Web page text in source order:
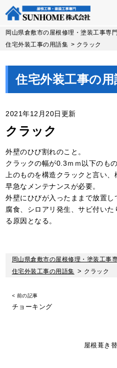
Skip岡山県倉敷市の屋根修理・塗装工事専
住宅外装工事の用語集 > クラック
住宅外装工事の用
2021年12月20日更新
クラック
外壁のひび割れのこと。
クラックの幅が0.3ｍｍ以下のも
上のものを構造クラックと言い
早急なメンテナンスが必要。
外壁にひびが入ったままで放置
腐食、シロアリ発生、サビ付い
る原因となる。
岡山県倉敷市の屋根修理・塗装工事
住宅外装工事の用語集 > クラック
< 前の記事
チョーキング
屋根葺き